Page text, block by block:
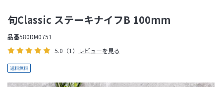
5.0 （1） レビューを見る
旬Classic ステーキナイフB 100mm
品番580DM0751